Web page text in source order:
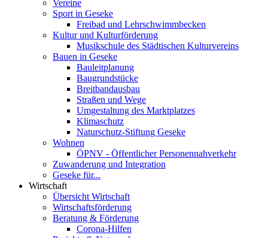
Vereine
Sport in Geseke
Freibad und Lehrschwimmbecken
Kultur und Kulturförderung
Musikschule des Städtischen Kulturvereins
Bauen in Geseke
Bauleitplanung
Baugrundstücke
Breitbandausbau
Straßen und Wege
Umgestaltung des Marktplatzes
Klimaschutz
Naturschutz-Stiftung Geseke
Wohnen
ÖPNV - Öffentlicher Personennahverkehr
Zuwanderung und Integration
Geseke für...
Wirtschaft
Übersicht Wirtschaft
Wirtschaftsförderung
Beratung & Förderung
Corona-Hilfen